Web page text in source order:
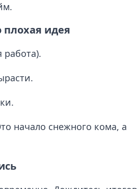
идея
работа).
начало снежного кома, а